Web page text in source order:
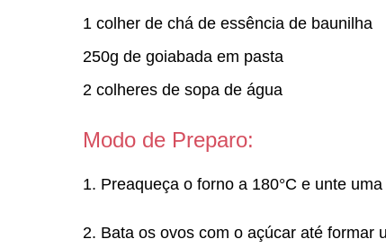
1 colher de chá de essência de baunilha
250g de goiabada em pasta
2 colheres de sopa de água
Modo de Preparo:
1. Preaqueça o forno a 180°C e unte
2. Bata os ovos com o açúcar até formar